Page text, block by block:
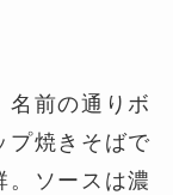
名前の通りボ
プ焼きそばで
。ソースは濃